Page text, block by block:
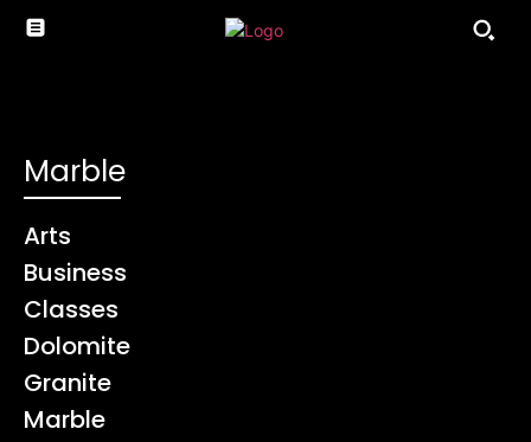
Marble
Arts
Business
Classes
Dolomite
Granite
Marble